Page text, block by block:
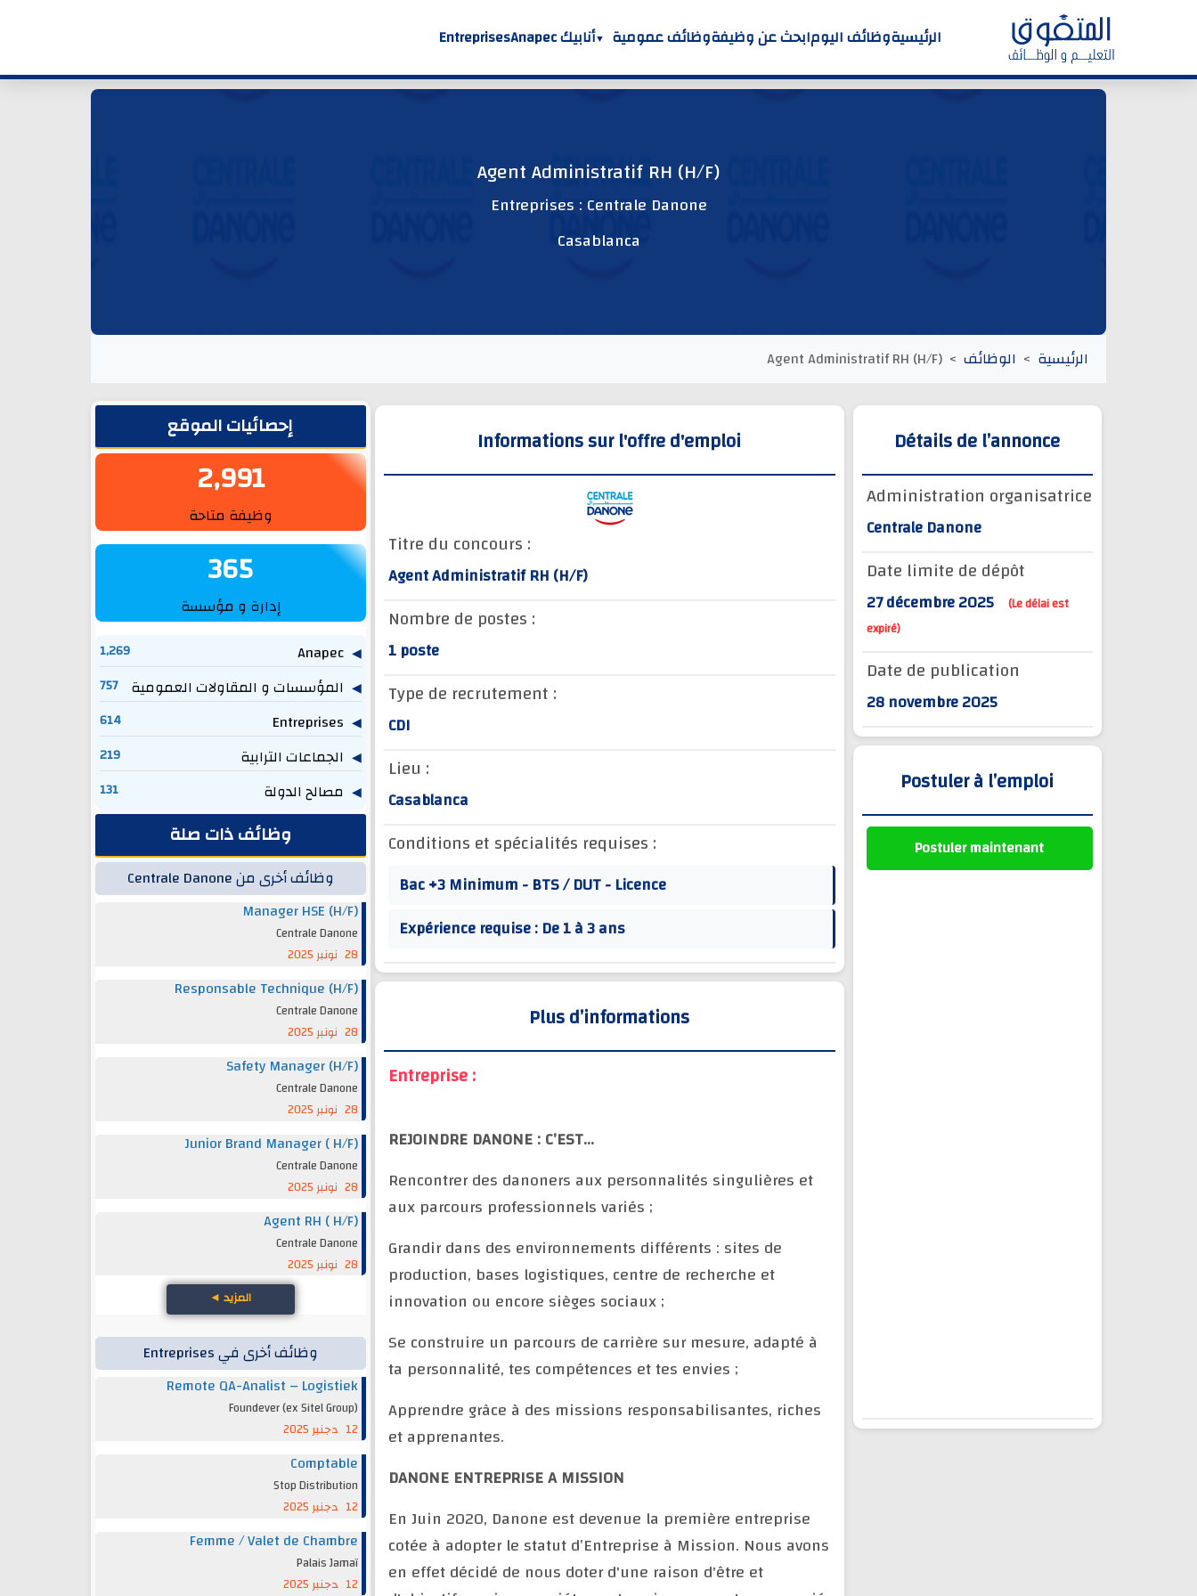
الرئيسيةوظائف اليومابحث عن وظيفةوظائف عمومية أنابيك Anapec Entreprises
Agent Administratif RH (H/F)
Entreprises : Centrale Danone
Casablanca
الرئيسية الوظائف Agent Administratif RH (H/F)
Détails de l’annonce
Administration organisatrice
Centrale Danone
Date limite de dépôt
27 décembre 2025
(Le délai est
expiré)
Date de publication
28 novembre 2025
Postuler à l’emploi
Postuler maintenant
Informations sur l'offre d'emploi
Titre du concours :
Agent Administratif RH (H/F)
Nombre de postes :
1 poste
Type de recrutement :
CDI
Lieu :
Casablanca
Conditions et spécialités requises :
Bac +3 Minimum - BTS / DUT - Licence
Expérience requise : De 1 à 3 ans
Plus d’informations
Entreprise :
REJOINDRE DANONE : C’EST…
Rencontrer des danoners aux personnalités singulières et
aux parcours professionnels variés ;
Grandir dans des environnements différents : sites de
production, bases logistiques, centre de recherche et
innovation ou encore sièges sociaux ;
Se construire un parcours de carrière sur mesure, adapté à
ta personnalité, tes compétences et tes envies ;
Apprendre grâce à des missions responsabilisantes, riches
et apprenantes.
DANONE ENTREPRISE A MISSION
En Juin 2020, Danone est devenue la première entreprise
cotée à adopter le statut d’Entreprise à Mission. Nous avons
en effet décidé de nous doter d'une raison d'être et
الشريط الجانبيإحصائيات الموقع
2,991
وظيفة متاحة
365
إدارة و مؤسسة
Anapec
1,269
المؤسسات و المقاولات العمومية 757
614
الجماعات الترابية 219
مصالح الدولة 131
وظائف ذات صلة
وظائف أخرى من Centrale Danone
Manager HSE (H/F)
Centrale Danone
28 نونبر 2025
Responsable Technique (H/F)
Centrale Danone
28 نونبر 2025
Safety Manager (H/F)
Centrale Danone
28 نونبر 2025
Junior Brand Manager ( H/F)
Centrale Danone
28 نونبر 2025
Agent RH ( H/F)
Centrale Danone
28 نونبر 2025
المزيد ◄
وظائف أخرى في Entreprises
Remote QA-Analist – Logistiek
Foundever (ex Sitel Group)
12 دجنبر 2025
Comptable
Stop Distribution
12 دجنبر 2025
Femme / Valet de Chambre
Palais Jamaï
12 دجنبر 2025